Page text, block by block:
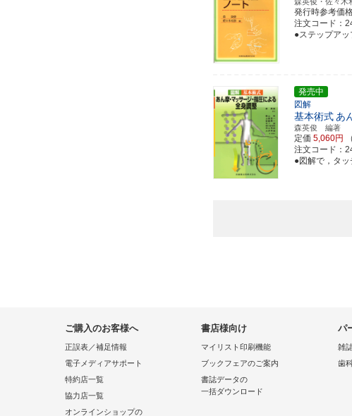
発行時参考価
注文コード：
●ステップア
発売中
図解
基本術式あ
森英俊 編著
定価 5,060円
注文コード：
●図解で，タ
ご購入のお客様へ
正誤表／補足情報
電子メディアサポート
特約店一覧
協力店一覧
オンラインショップの
書店様向け
マイリスト印刷機能
ブックフェアのご案内
書誌データの
一括ダウンロード
パ
雑
歯